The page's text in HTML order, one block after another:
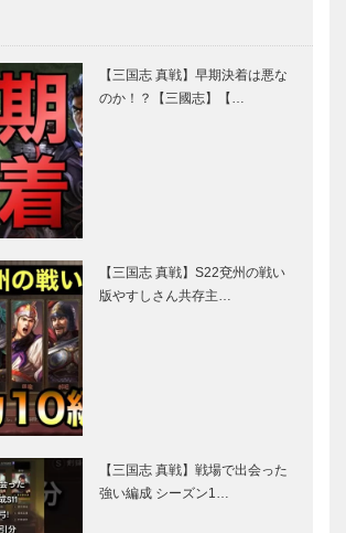
【三国志 真戦】早期決着は悪な
のか！？【三國志】【…
【三国志 真戦】S22兗州の戦い
版やすしさん共存主…
【三国志 真戦】戦場で出会った
強い編成 シーズン1…